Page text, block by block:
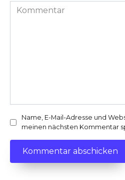
Kommentar
Name, E-Mail-Adresse und
meinen nächsten Kommentar